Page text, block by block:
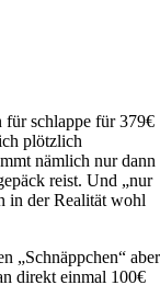
schlappe für 379€
plötzlich
nämlich nur dann
reist. Und „nur
in der Realität wohl
„Schnäppchen“ aber
direkt einmal 100€